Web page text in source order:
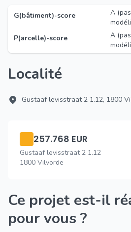
G(bâtiment)-score
A
P(arcelle)-score
A
Localité
Gustaaf levisstraat 2 1.12, 1800
257.768 EUR
Gustaaf levisstraat 2 1.12
1800 Vilvorde
Ce projet est-il réalisable
pour vous ?